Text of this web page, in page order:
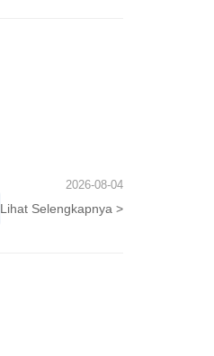
2026-08-04
Lihat Selengkapnya >